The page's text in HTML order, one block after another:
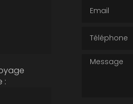
:
Message